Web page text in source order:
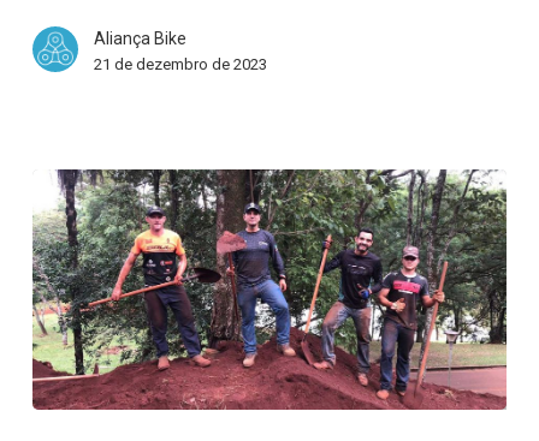
1ª
etapa
do
Mundo
de
MTB
em
2024
Aliança Bike
21 de dezembro de 2023